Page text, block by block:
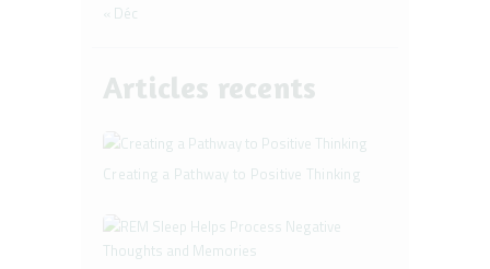
« Déc
Articles recents
Creating a Pathway to Positive Thinking